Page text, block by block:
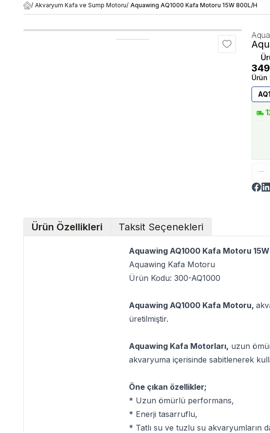
/ Akvaryum Kafa ve Sump Motoru/ Aquawing AQ1000 Kafa Motoru 15W 800L/H
Ürün
Ürün Özellikleri Taksit Seçenekleri
Aquawing AQ1000 Kafa Motoru
Aquawing Kafa Motoru
Ürün Kodu: 300-AQ1000
Aquawing AQ1000 Kafa Motoru,
üretilmiştir.
Aquawing Kafa Motorları, uzun
akvaryuma içerisinde sabitlenerek
Öne çıkan özellikler;
* Uzun ömürlü performans,
* Enerji tasarruflu,
* Tatlı su ve tuzlu su akvaryumların